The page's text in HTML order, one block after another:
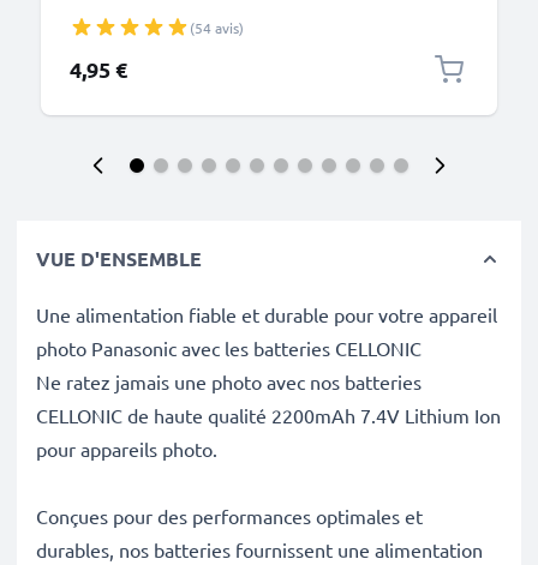
(54 avis)
4,95 €
VUE D'ENSEMBLE
Une alimentation fiable et durable pour votre appareil
photo Panasonic avec les batteries CELLONIC
Ne ratez jamais une photo avec nos batteries
CELLONIC de haute qualité 2200mAh 7.4V Lithium Ion
pour appareils photo.
Conçues pour des performances optimales et
durables, nos batteries fournissent une alimentation